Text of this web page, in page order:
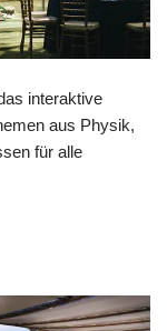
interaktive
aus Physik,
für alle